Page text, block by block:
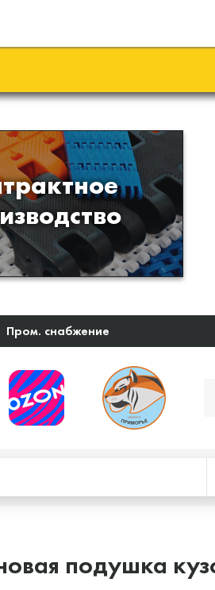
изделий из
и полимеров по
либо чертежам
заказчика
Пром. снабжение
подушка